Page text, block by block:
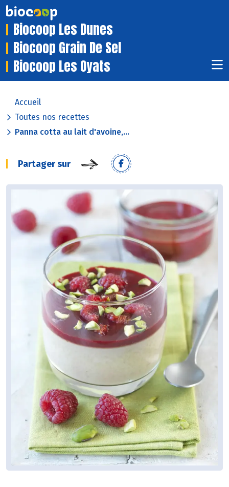
Biocoop Les Dunes
Biocoop Grain De Sel
Biocoop Les Oyats
Accueil
Toutes nos recettes
Panna cotta au lait d'avoine,...
Partager sur